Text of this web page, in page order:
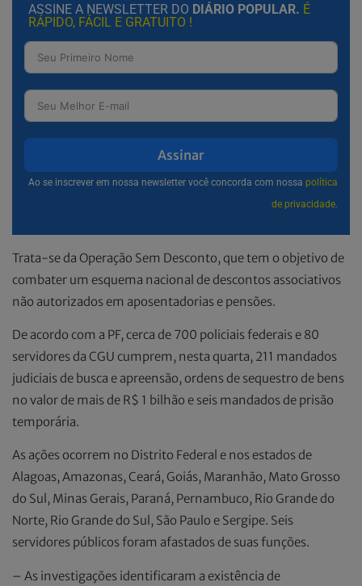
ASSINE A NEWSLETTER DO DIÁRIO POPULAR. É
RÁPIDO, FÁCIL E GRATUITO !
Assinar
Ao se inscrever em nossa newsletter você concorda com nossa política
de privacidade.
Trata-se da Operação Sem Desconto, que tem o objetivo de
combater um esquema nacional de descontos associativos
não autorizados em aposentadorias e pensões.
De acordo com a PF, cerca de 700 policiais federais e 80
servidores da CGU cumprem, nesta quarta, 211 mandados
judiciais de busca e apreensão, ordens de sequestro de bens
no valor de mais de R$ 1 bilhão e seis mandados de prisão
temporária.
As ações ocorrem no Distrito Federal e nos estados de
Alagoas, Amazonas, Ceará, Goiás, Maranhão, Mato Grosso
do Sul, Minas Gerais, Paraná, Pernambuco, Rio Grande do
Norte, Rio Grande do Sul, São Paulo e Sergipe. Seis
servidores públicos foram afastados de suas funções.
– As investigações identificaram a existência de